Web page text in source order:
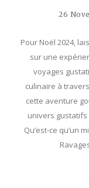
26
Pour Noël 2024,
sur une
voyages
culinaire à
cette aventure
univers
Qu’est-ce qu’un